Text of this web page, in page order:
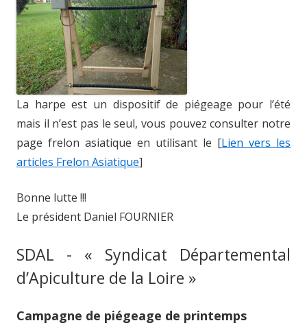
La harpe est un dispositif de piégeage pour l’été
mais il n’est pas le seul, vous pouvez consulter notre
page frelon asiatique en utilisant le [Lien vers les
articles Frelon Asiatique]
Bonne lutte !!!
Le président Daniel FOURNIER
SDAL - « Syndicat Départemental
d’Apiculture de la Loire »
Campagne de piégeage de printemps